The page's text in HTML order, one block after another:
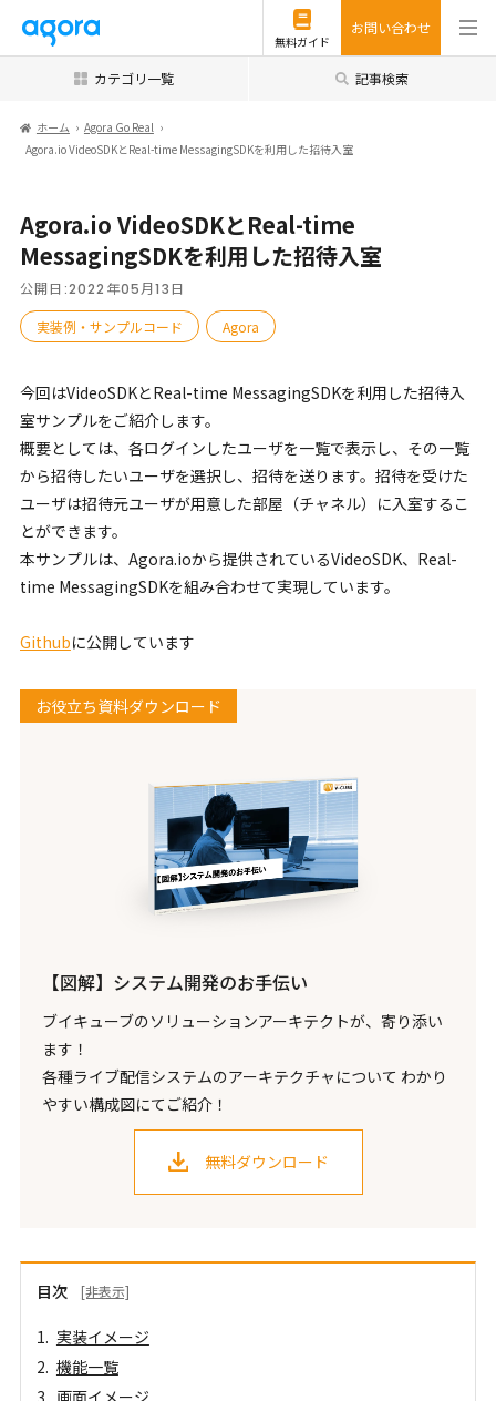
無料ガイド
お問い合わせ
カテゴリ一覧 記事検索
ホーム
Agora Go Real
Agora.io VideoSDKとReal-time MessagingSDKを利用した招待入室
Agora.io VideoSDKとReal-time
MessagingSDKを利用した招待入室
公開日:2022年05月13日
実装例・サンプルコード
Agora
今回はVideoSDKとReal-time MessagingSDKを利用した招待入
室サンプルをご紹介します。
概要としては、各ログインしたユーザを一覧で表示し、その一覧
から招待したいユーザを選択し、招待を送ります。招待を受けた
ユーザは招待元ユーザが用意した部屋（チャネル）に入室するこ
とができます。
本サンプルは、Agora.ioから提供されているVideoSDK、Real-
time MessagingSDKを組み合わせて実現しています。
Githubに公開しています
お役立ち資料ダウンロード
【図解】システム開発のお手伝い
ブイキューブのソリューションアーキテクトが、寄り添い
ます！
各種ライブ配信システムのアーキテクチャについて わかり
やすい構成図にてご紹介！
無料ダウンロード
目次 [非表示]
実装イメージ
機能一覧
画面イメージ